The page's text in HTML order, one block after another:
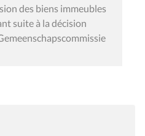
des biens immeubles
suite à la décision